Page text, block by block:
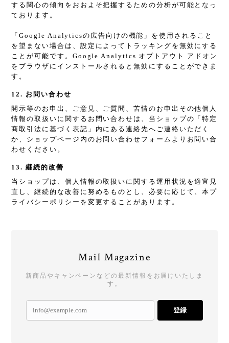
する関心の傾向をおおよそ把握するための分析が可能となっ
ております。
「Google Analyticsの広告向けの機能」を使用されること
を望まない場合は、設定によってトラッキングを無効にする
ことが可能です。Google Analytics オプトアウト アドオン
をブラウザにインストールされると無効にすることができま
す。
12. お問い合わせ
開示等のお申出、ご意見、ご質問、苦情のお申出その他個人
情報の取扱いに関するお問い合わせは、当ショップの「特定
商取引法に基づく表記」内にある連絡先へご連絡いただく
か、ショップページ内のお問い合わせフォームよりお問い合
わせください。
13. 継続的改善
当ショップは、個人情報の取扱いに関する運用状況を適宜見
直し、継続的な改善に努めるものとし、必要に応じて、本プ
ライバシーポリシーを変更することがあります。
Mail Magazine
新商品やキャンペーンなどの最新情報をお届けいたしま
す。
登録